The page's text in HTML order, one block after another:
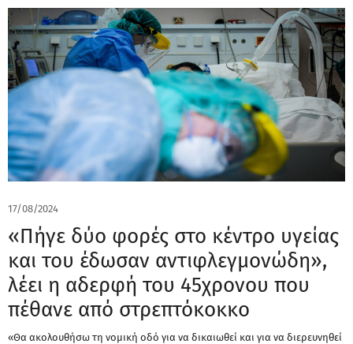
17/08/2024
«Πήγε δύο φορές στο κέντρο υγείας
και του έδωσαν αντιφλεγμονώδη»,
λέει η αδερφή του 45χρονου που
πέθανε από στρεπτόκοκκο
«Θα ακολουθήσω τη νομική οδό για να δικαιωθεί και για να διερευνηθεί